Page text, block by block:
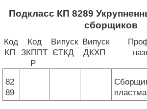
Подкласс КП 8289
сборщиков
Код
КП
Код
ЗКППТ
Р
Випуск
ЄТКД
Випуск
ДКХП
82
89